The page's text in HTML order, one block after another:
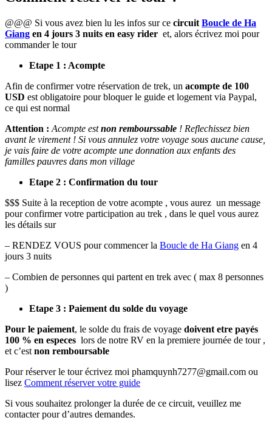
@@@ Si vous avez bien lu les infos sur ce circuit Boucle de Ha
Giang en 4 jours 3 nuits en easy rider et, alors écrivez moi pour
commander le tour
Etape 1 : Acompte
Afin de confirmer votre réservation de trek, un acompte de 100
USD est obligatoire pour bloquer le guide et logement via Paypal,
ce qui est normal
Attention : Acompte estnon rembourssable ! Reflechissez bien
avant le virement ! Si vous annulez votre voyage sous aucune cause,
je vais faire de votre acompte une donnation aux enfants des
familles pauvres dans mon village
Etape 2 : Confirmation du tour
$$$ Suite à la reception de votre acompte , vous aurez un message
pour confirmer votre participation au trek , dans le quel vous aurez
les détails sur
– RENDEZ VOUS pour commencer la Boucle de Ha Giang en 4
jours 3 nuits
– Combien de personnes qui partent en trek avec ( max 8 personnes
)
Etape 3 : Paiement du solde du voyage
Pour le paiement, le solde du frais de voyage doivent etre payés
100 % en especes lors de notre RV en la premiere journée de tour ,
et c’est non remboursable
Pour réserver le tour écrivez moi phamquynh7277@gmail.com ou
lisez Comment réserver votre guide
Si vous souhaitez prolonger la durée de ce circuit, veuillez me
contacter pour d’autres demandes.